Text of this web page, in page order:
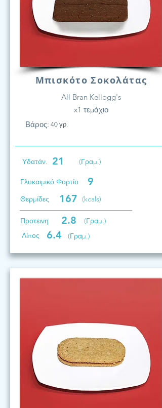
Μπισκότο Σοκολάτας
All Bran Kellogg's
x1 τεμάχιο
Βάρος: 40 γρ.
Υδατάν. 21 (Γραμ.)
Γλυκαιμικό Φορτίο 9
Θερμίδες 167 (kcals)
Προτεινη 2.8
(Γραμ.)
Λίπος
6.4 (Γραμ.)